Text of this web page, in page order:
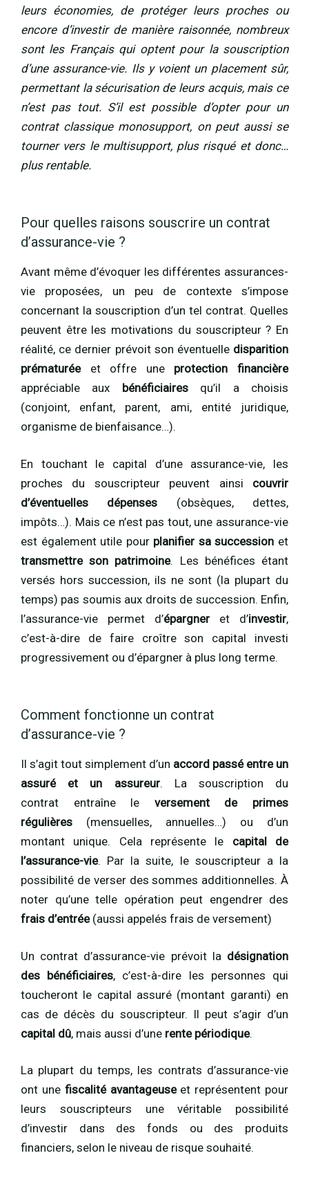
leurs économies, de protéger leurs proches ou
encore d’investir de manière raisonnée, nombreux
sont les Français qui optent pour la souscription
d’une assurance-vie. Ils y voient un placement sûr,
permettant la sécurisation de leurs acquis, mais ce
n’est pas tout. S’il est possible d’opter pour un
contrat classique monosupport, on peut aussi se
tourner vers le multisupport, plus risqué et donc…
plus rentable.
Pour quelles raisons souscrire un contrat
d’assurance-vie ?
Avant même d’évoquer les différentes assurances-
vie proposées, un peu de contexte s’impose
concernant la souscription d’un tel contrat. Quelles
peuvent être les motivations du souscripteur ? En
réalité, ce dernier prévoit son éventuelle disparition
prématuréeet offre une protection financière
appréciable aux bénéficiairesqu’il a choisis
(conjoint, enfant, parent, ami, entité juridique,
organisme de bienfaisance…).
En touchant le capital d’une assurance-vie, les
proches du souscripteur peuvent ainsi couvrir
d’éventuelles dépenses (obsèques, dettes,
impôts…). Mais ce n’est pas tout, une assurance-vie
est également utile pour planifier sa succession et
transmettre son patrimoine. Les bénéfices étant
versés hors succession, ils ne sont (la plupart du
temps) pas soumis aux droits de succession. Enfin,
l’assurance-vie permet d’épargner et d’investir,
c’est-à-dire de faire croître son capital investi
progressivement ou d’épargner à plus long terme.
Comment fonctionne un contrat
d’assurance-vie ?
Il s’agit tout simplement d’un accord passé entre un
assuré et un assureur. La souscription du
contrat entraîne le versement de primes
régulières (mensuelles, annuelles…) ou d’un
montant unique. Cela représente le capital de
l’assurance-vie. Par la suite, le souscripteur a la
possibilité de verser des sommes additionnelles. À
noter qu’une telle opération peut engendrer des
frais d’entrée(aussi appelés frais de versement)
Un contrat d’assurance-vie prévoit la désignation
des bénéficiaires, c’est-à-dire les personnes qui
toucheront le capital assuré (montant garanti) en
cas de décès du souscripteur. Il peut s’agir d’un
capital dû, mais aussi d’une rente périodique.
La plupart du temps, les contrats d’assurance-vie
ont une fiscalité avantageuseet représentent pour
leurs souscripteurs une véritable possibilité
d’investir dans des fonds ou des produits
financiers, selon le niveau de risque souhaité.